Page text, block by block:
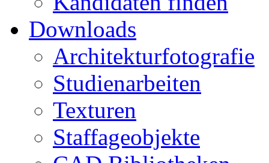
Downloads
Architekturfotografie
Studienarbeiten
Texturen
Staffageobjekte